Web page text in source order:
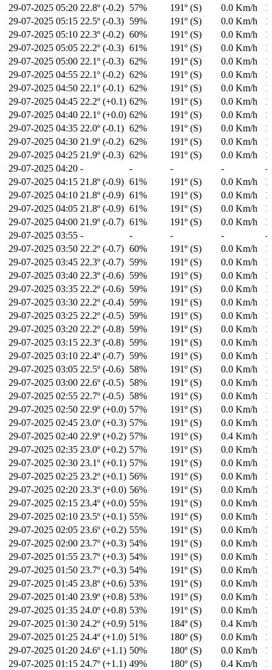
29-07-2025 05:20 22.8º (-0.2) 57% 191º (S) 0.0 Km/h
29-07-2025 05:15 22.5º (-0.3) 59% 191º (S) 0.0 Km/h
29-07-2025 05:10 22.3º (-0.2) 60% 191º (S) 0.0 Km/h
29-07-2025 05:05 22.2º (-0.3) 61% 191º (S) 0.0 Km/h
29-07-2025 05:00 22.1º (-0.3) 62% 191º (S) 0.0 Km/h
29-07-2025 04:55 22.1º (-0.2) 62% 191º (S) 0.0 Km/h
29-07-2025 04:50 22.1º (-0.1) 62% 191º (S) 0.0 Km/h
29-07-2025 04:45 22.2º (+0.1) 62% 191º (S) 0.0 Km/h
29-07-2025 04:40 22.1º (+0.0) 62% 191º (S) 0.0 Km/h
29-07-2025 04:35 22.0º (-0.1) 62% 191º (S) 0.0 Km/h
29-07-2025 04:30 21.9º (-0.2) 62% 191º (S) 0.0 Km/h
29-07-2025 04:25 21.9º (-0.3) 62% 191º (S) 0.0 Km/h
29-07-2025 04:20 - - - -
-
29-07-2025 04:15 21.8º (-0.9) 61% 191º (S) 0.0 Km/h
29-07-2025 04:10 21.8º (-0.9) 61% 191º (S) 0.0 Km/h
29-07-2025 04:05 21.8º (-0.9) 61% 191º (S) 0.0 Km/h
29-07-2025 04:00 21.9º (-0.7) 61% 191º (S) 0.0 Km/h
29-07-2025 03:55 - - - -
-
29-07-2025 03:50 22.2º (-0.7) 60% 191º (S) 0.0 Km/h
29-07-2025 03:45 22.3º (-0.7) 59% 191º (S) 0.0 Km/h
29-07-2025 03:40 22.3º (-0.6) 59% 191º (S) 0.0 Km/h
29-07-2025 03:35 22.2º (-0.6) 59% 191º (S) 0.0 Km/h
29-07-2025 03:30 22.2º (-0.4) 59% 191º (S) 0.0 Km/h
29-07-2025 03:25 22.2º (-0.5) 59% 191º (S) 0.0 Km/h
29-07-2025 03:20 22.2º (-0.8) 59% 191º (S) 0.0 Km/h
29-07-2025 03:15 22.3º (-0.8) 59% 191º (S) 0.0 Km/h
29-07-2025 03:10 22.4º (-0.7) 59% 191º (S) 0.0 Km/h
29-07-2025 03:05 22.5º (-0.6) 58% 191º (S) 0.0 Km/h
29-07-2025 03:00 22.6º (-0.5) 58% 191º (S) 0.0 Km/h
29-07-2025 02:55 22.7º (-0.5) 58% 191º (S) 0.0 Km/h
29-07-2025 02:50 22.9º (+0.0) 57% 191º (S) 0.0 Km/h
29-07-2025 02:45 23.0º (+0.3) 57% 191º (S) 0.0 Km/h
29-07-2025 02:40 22.9º (+0.2) 57% 191º (S) 0.4 Km/h
29-07-2025 02:35 23.0º (+0.2) 57% 191º (S) 0.0 Km/h
29-07-2025 02:30 23.1º (+0.1) 57% 191º (S) 0.0 Km/h
29-07-2025 02:25 23.2º (+0.1) 56% 191º (S) 0.0 Km/h
29-07-2025 02:20 23.3º (+0.0) 56% 191º (S) 0.0 Km/h
29-07-2025 02:15 23.4º (+0.0) 55% 191º (S) 0.0 Km/h
29-07-2025 02:10 23.5º (+0.1) 55% 191º (S) 0.0 Km/h
29-07-2025 02:05 23.6º (+0.2) 55% 191º (S) 0.0 Km/h
29-07-2025 02:00 23.7º (+0.3) 54% 191º (S) 0.0 Km/h
29-07-2025 01:55 23.7º (+0.3) 54% 191º (S) 0.0 Km/h
29-07-2025 01:50 23.7º (+0.3) 54% 191º (S) 0.0 Km/h
29-07-2025 01:45 23.8º (+0.6) 53% 191º (S) 0.0 Km/h
29-07-2025 01:40 23.9º (+0.8) 53% 191º (S) 0.0 Km/h
29-07-2025 01:35 24.0º (+0.8) 53% 191º (S) 0.0 Km/h
29-07-2025 01:30 24.2º (+0.9) 51% 184º (S) 0.4 Km/h
29-07-2025 01:25 24.4º (+1.0) 51% 180º (S) 0.0 Km/h
29-07-2025 01:20 24.6º (+1.1) 50% 180º (S) 0.0 Km/h
29-07-2025 01:15 24.7º (+1.1) 49% 180º (S) 0.4 Km/h